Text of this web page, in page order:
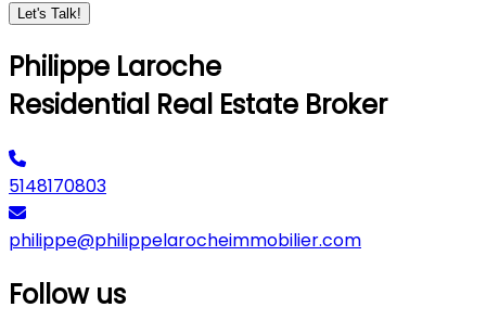
Let's Talk!
Philippe Laroche
Residential Real Estate Broker
5148170803
philippe@philippelarocheimmobilier.com
Follow us